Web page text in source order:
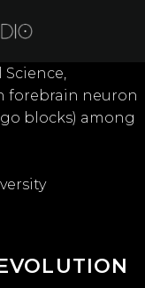
forebrain neuron
blocks) among